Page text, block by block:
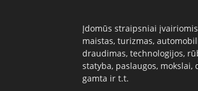
Įdomūs straipsniai
maistas, turizmas,
draudimas, technologijos,
statyba, paslaugos, mokslai,
gamta ir t.t.